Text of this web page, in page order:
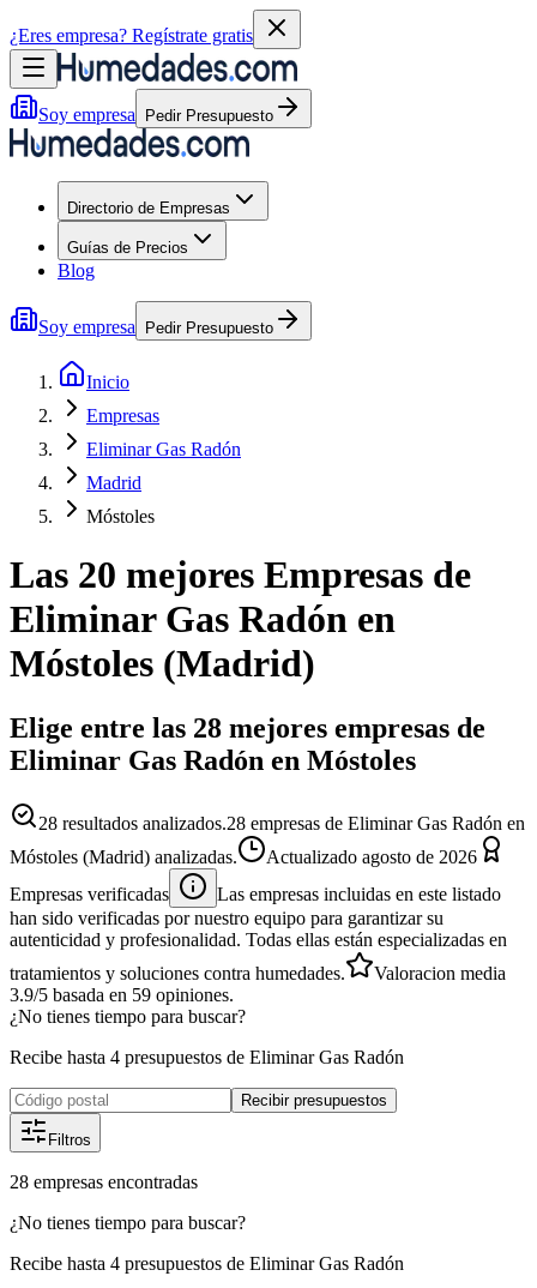
¿Eres empresa? Regístrate gratis
Soy empresa Pedir Presupuesto
Directorio de Empresas
Guías de Precios
Blog
Soy empresa Pedir Presupuesto
Inicio
Empresas
Eliminar Gas Radón
Madrid
Móstoles
Las 20 mejores Empresas de
Eliminar Gas Radón en
Móstoles (Madrid)
Elige entre las 28 mejores empresas de
Eliminar Gas Radón en Móstoles
28 resultados analizados.28 empresas de Eliminar Gas Radón en
Móstoles (Madrid) analizadas.
Actualizado agosto de 2026
Empresas verificadas
Las empresas incluidas en este listado
han sido verificadas por nuestro equipo para garantizar su
autenticidad y profesionalidad. Todas ellas están especializadas en
tratamientos y soluciones contra humedades.
Valoracion media
3.9/5 basada en 59 opiniones.
¿No tienes tiempo para buscar?
Recibe hasta 4 presupuestos de Eliminar Gas Radón
Recibir presupuestos
Filtros
28 empresas encontradas
¿No tienes tiempo para buscar?
Recibe hasta 4 presupuestos de Eliminar Gas Radón